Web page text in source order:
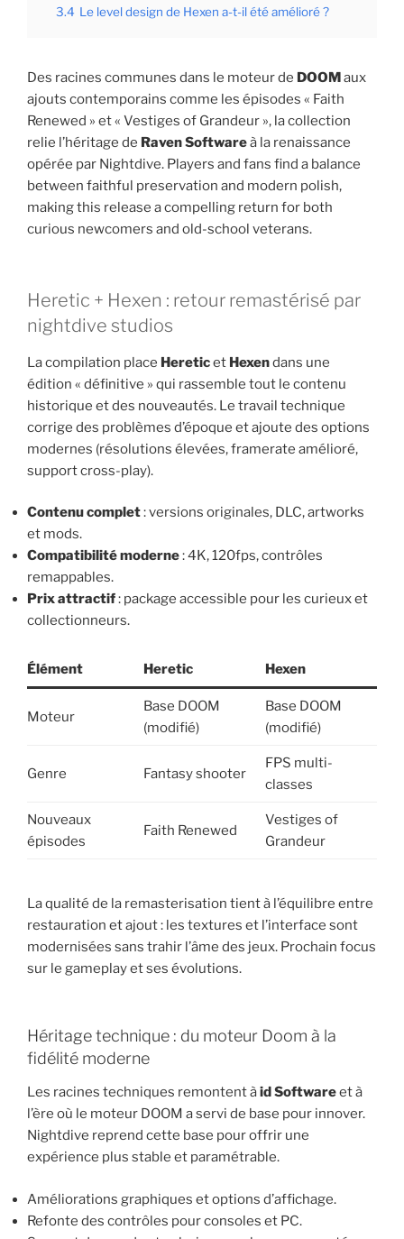
3.4 Le level design de Hexen a-t-il été amélioré ?
Des racines communes dans le moteur de DOOM aux
ajouts contemporains comme les épisodes « Faith
Renewed » et « Vestiges of Grandeur », la collection
relie l’héritage de Raven Softwareà la renaissance
opérée par Nightdive. Players and fans find a balance
between faithful preservation and modern polish,
making this release a compelling return for both
curious newcomers and old-school veterans.
Heretic + Hexen : retour remastérisé par
nightdive studios
La compilation place Hereticet Hexendans une
édition « définitive » qui rassemble tout le contenu
historique et des nouveautés. Le travail technique
corrige des problèmes d’époque et ajoute des options
modernes (résolutions élevées, framerate amélioré,
support cross-play).
Contenu complet: versions originales, DLC, artworks
et mods.
Compatibilité moderne: 4K, 120fps, contrôles
remappables.
Prix attractif: package accessible pour les curieux et
collectionneurs.
Élément Heretic Hexen
Moteur
Base DOOM
(modifié)
Base DOOM
(modifié)
Genre Fantasy shooter
FPS multi-
classes
Nouveaux
épisodes
Faith Renewed
Vestiges of
Grandeur
La qualité de la remasterisation tient à l’équilibre entre
restauration et ajout : les textures et l’interface sont
modernisées sans trahir l’âme des jeux. Prochain focus
sur le gameplay et ses évolutions.
Héritage technique : du moteur Doom à la
fidélité moderne
Les racines techniques remontent àid Softwareet à
l’ère où le moteur DOOM a servi de base pour innover.
Nightdive reprend cette base pour offrir une
expérience plus stable et paramétrable.
Améliorations graphiques et options d’affichage.
Refonte des contrôles pour consoles et PC.